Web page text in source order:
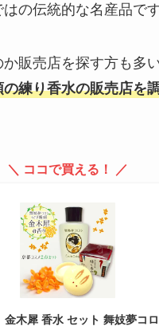
の伝統的な名産品です
販売店を探す方も多い
練り香水の販売店を
＼ ココで買える！ ／
金木犀 香水 セット 舞妓夢コ